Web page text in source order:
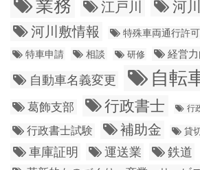
業務 江戸川
河
河川敷情報
特殊車両通行許
特車申請
相談 研修 経営
自動車名義変更 自転
葛飾支部 行政書士 行
行政書士試験 補助金 貸
車庫証明 運送業 鉄道